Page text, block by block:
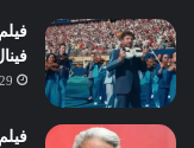
29 تیر 1405